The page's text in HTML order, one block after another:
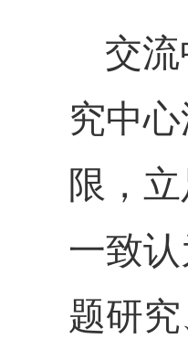
交
究中心
限，
一致
题研